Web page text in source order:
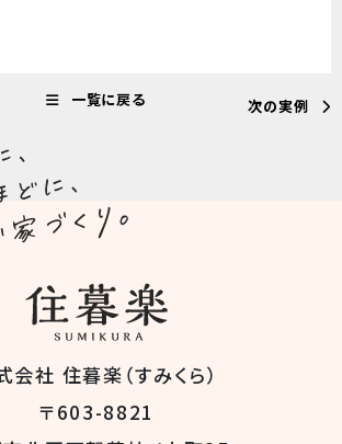
一覧に戻る 次の実例
会社 住暮楽（すみくら）
〒603-8821